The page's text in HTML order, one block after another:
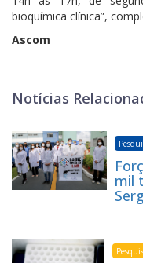
bioquímica clínica”,
Ascom
Notícias
mil